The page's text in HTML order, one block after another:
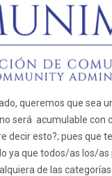
queremos que sea
será acumulable con
decir esto?; pues que
ya que todos/as los/
de las